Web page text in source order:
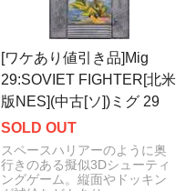
[ワケあり値引き品]Mig
29:SOVIET FIGHTER[北米
版NES](中古[ソ])ミグ 29
SOLD OUT
スペースハリアーのように奥
行きのある擬似3Dシューティ
ングゲーム。縦面やドッキン